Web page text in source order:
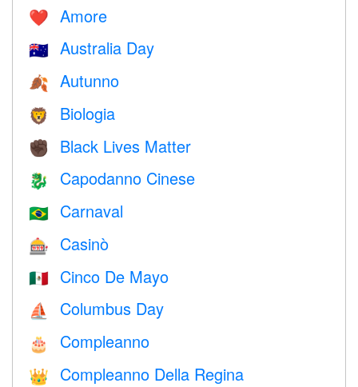
❤️️ Amore
🇦🇺 Australia Day
🍂 Autunno
🦁 Biologia
✊🏿 Black Lives Matter
🐉 Capodanno Cinese
🇧🇷 Carnaval
🎰 Casinò
🇲🇽 Cinco De Mayo
⛵️ Columbus Day
🎂 Compleanno
👑 Compleanno Della Regina